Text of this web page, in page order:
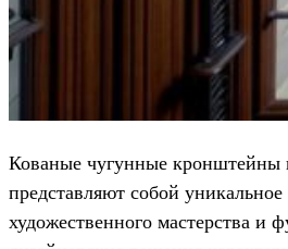
Кованые чугунные кронштейны
представляют собой уникальное
художественного мастерства и